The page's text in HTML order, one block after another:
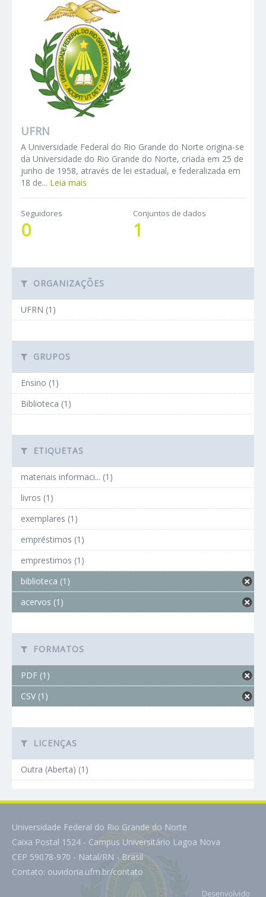
UFRN
A Universidade Federal do Rio Grande do Norte origina-se
da Universidade do Rio Grande do Norte, criada em 25 de
junho de 1958, através de lei estadual, e federalizada em
18 de... Leia mais
Seguidores
0
Conjuntos de dados
1
ORGANIZAÇÕES
UFRN (1)
GRUPOS
Ensino (1)
Biblioteca (1)
ETIQUETAS
materiais informaci... (1)
livros (1)
exemplares (1)
empréstimos (1)
emprestimos (1)
biblioteca (1)
acervos (1)
FORMATOS
PDF (1)
CSV (1)
LICENÇAS
Outra (Aberta) (1)
Universidade Federal do Rio Grande do Norte
Caixa Postal 1524 - Campus Universitário Lagoa Nova
CEP 59078-970 - Natal/RN - Brasil
Contato: ouvidoria.ufrn.br/contato